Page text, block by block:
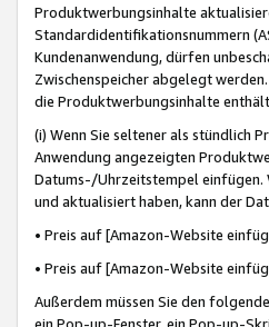
Produktwerbungsinhalte
Standardidentifikationsnummern
Kundenanwendung, dürfen
Zwischenspeicher abgelegt
die Produktwerbungsinhalte
(i) Wenn Sie seltener als stündlich
Anwendung angezeigten
Datums-/Uhrzeitstempel einfügen.
und aktualisiert haben, kann der
• Preis auf [Amazon-Website
• Preis auf [Amazon-Website
Außerdem müssen Sie den
ein Pop-up-Fenster, ein Pop-up-